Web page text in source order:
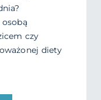
czy
diety